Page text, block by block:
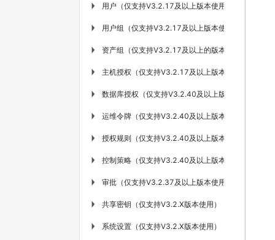
▶ 用户（仅支持V3.2.17及以上版本使用）
▶ 用户组（仅支持V3.2.17及以上版本使用）
▶ 资产组（仅支持V3.2.17及以上的版本使用）
▶ 主机授权（仅支持V3.2.17及以上版本使用）
▶ 数据库授权（仅支持V3.2.40及以上版本使用）
▶ 运维令牌（仅支持V3.2.40及以上版本使用）
▶ 授权规则（仅支持V3.2.40及以上版本使用）
▶ 控制策略（仅支持V3.2.40及以上版本使用）
▶ 审批（仅支持V3.2.37及以上版本使用）
▶ 共享密钥（仅支持V3.2.X版本使用）
▶ 系统设置（仅支持V3.2.X版本使用）